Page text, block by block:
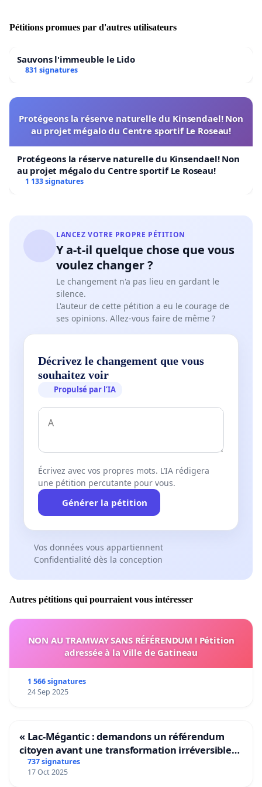
l’Association pour l’Étude de l’Histoire Régionale »,
», du « Département d’histoire générale » de
l’Université de Genève, de « l’Institut universitaire
Société d’Histoire de la Suisse romande ».
Pétitions promues par d'autres utilisateurs
Sauvons l'immeuble le Lido
831 signatures
Protégeons la réserve naturelle du Kinsendael! Non
au projet mégalo du Centre sportif Le Roseau!
Protégeons la réserve naturelle du Kinsendael! Non
au projet mégalo du Centre sportif Le Roseau!
1 133 signatures
LANCEZ VOTRE PROPRE PÉTITION
Y a-t-il quelque chose que vous
voulez changer ?
Le changement n'a pas lieu en gardant le
silence.
L'auteur de cette pétition a eu le courage de
ses opinions. Allez-vous faire de même ?
Décrivez le changement que vous
souhaitez voir
Propulsé par l’IA
Écrivez avec vos propres mots. L’IA rédigera
une pétition percutante pour vous.
Générer la pétition
Vos données vous appartiennent
Confidentialité dès la conception
Autres pétitions qui pourraient vous intéresser
NON AU TRAMWAY SANS RÉFÉRENDUM ! Pétition
adressée à la Ville de Gatineau
1 566 signatures
24 Sep 2025
« Lac-Mégantic : demandons un référendum
citoyen avant une transformation irréversible
de notre territoire »
737 signatures
17 Oct 2025